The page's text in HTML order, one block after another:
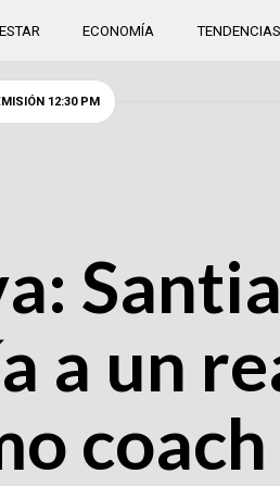
ECONOMÍA TENDENCIAS
12:30 PM
a un
coach